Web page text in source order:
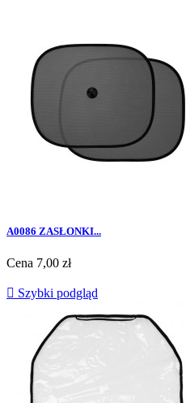
A0086 ZASŁONKI...
Cena 7,00 zł
 Szybki podgląd